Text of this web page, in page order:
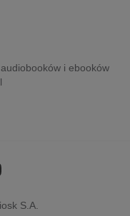
i ebooków
S.A.